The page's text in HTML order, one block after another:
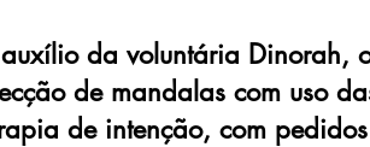
da voluntária Dinorah,
de mandalas com uso
de intenção, com